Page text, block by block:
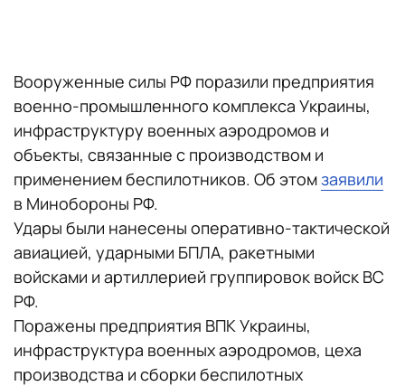
Вооруженные силы РФ поразили предприятия
военно-промышленного комплекса Украины,
инфраструктуру военных аэродромов и
объекты, связанные с производством и
применением беспилотников. Об этомзаявили
в Минобороны РФ.
Удары были нанесены оперативно-тактической
авиацией, ударными БПЛА, ракетными
войсками и артиллерией группировок войск ВС
РФ.
Поражены предприятия ВПК Украины,
инфраструктура военных аэродромов, цеха
производства и сборки беспилотных